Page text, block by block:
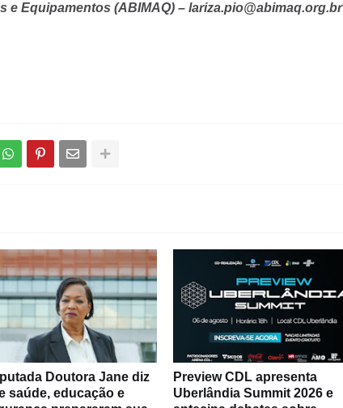
e Equipamentos (ABIMAQ) – lariza.pio@abimaq.org.br
Doutora Jane diz
saúde, educação e
Preview CDL apresenta
Uberlândia Summit 2026 e